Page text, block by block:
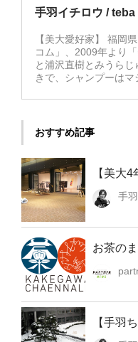
手羽イチロウ /
【美大愛好家】 福岡
コム」、2009年より
と浦沢直樹とみうら
きで、シャンプーは
おすすめ記事
【美大
手
お茶の
【手羽